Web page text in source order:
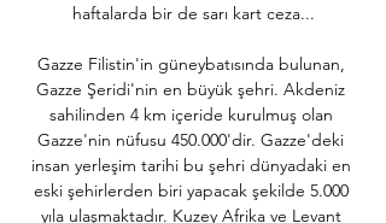
haftalarda bir de sarı kart ceza...
Gazze Filistin'in güneybatısında bulunan,
Gazze Şeridi'nin en büyük şehri. Akdeniz
sahilinden 4 km içeride kurulmuş olan
Gazze'nin nüfusu 450.000'dir. Gazze'deki
insan yerleşim tarihi bu şehri dünyadaki en
eski şehirlerden biri yapacak şekilde 5.000
yıla ulaşmaktadır. Kuzey Afrika ve Levant